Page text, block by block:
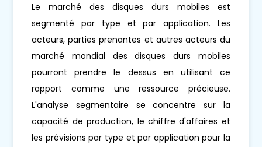
Le marché des disques durs mobiles est
segmenté par type et par application. Les
acteurs, parties prenantes et autres acteurs du
marché mondial des disques durs mobiles
pourront prendre le dessus en utilisant ce
rapport comme une ressource précieuse.
L'analyse segmentaire se concentre sur la
capacité de production, le chiffre d'affaires et
les prévisions par type et par application pour la